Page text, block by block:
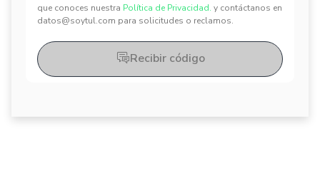
que conoces nuestra Política de Privacidad. y contáctanos en
datos@soytul.com para solicitudes o reclamos.
Recibir código